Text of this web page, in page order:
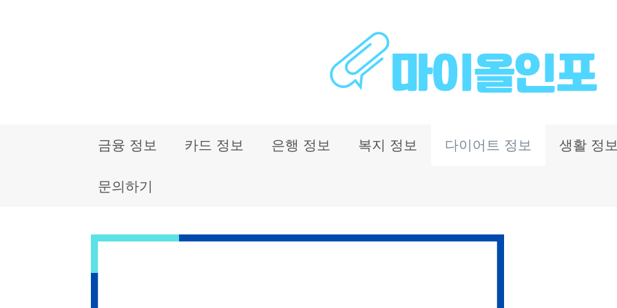
금융 정보 카드 정보 은행 정보 복지 정보 다이어트 정보 생활 정보
문의하기